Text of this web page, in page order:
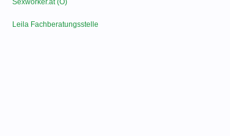
Sexworker.at (Ö)
Leila Fachberatungsstelle